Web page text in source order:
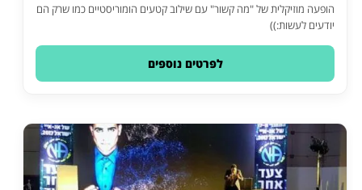
הופעה מוזיקלית של "מה קשור" עם שילוב קטעים הומוריסטיים כמו שרק הם
יודעים לעשות:))
לפרטים נוספים